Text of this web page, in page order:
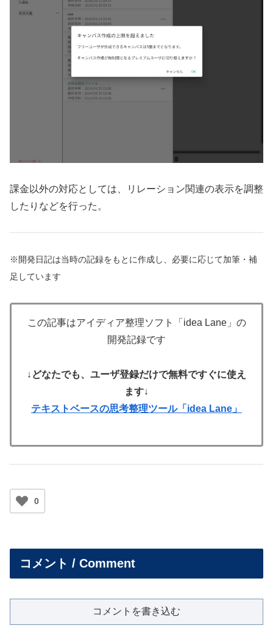
課金以外の対応としては、リレーション関連の表示を調整
したりなどを行った。
※開発日記は当時の記録をもとに作成し、必要に応じて加筆・補
足しています
この記事はアイディア整理ソフト「idea Lane」の
開発記録です
↓ どなたでも、ユーザ登録だけで無料ですぐに使え
ます↓
テキストベースの思考整理ツール「idea Lane」
0
コメント / Comment
コメントを書き込む